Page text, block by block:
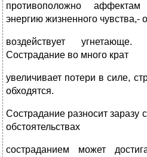
противоположно
энергию жизненного чувства,-
воздействует
Сострадание во много крат
увеличивает потери в силе,
обходятся.
Сострадание разносит заразу
обстоятельствах
состраданием может